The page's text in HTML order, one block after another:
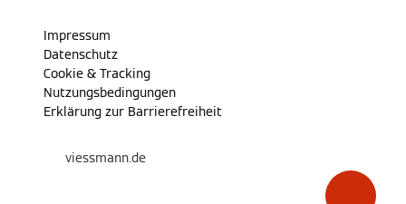
Impressum
Datenschutz
Cookie & Tracking
Nutzungsbedingungen
Erklärung zur Barrierefreiheit
viessmann.de